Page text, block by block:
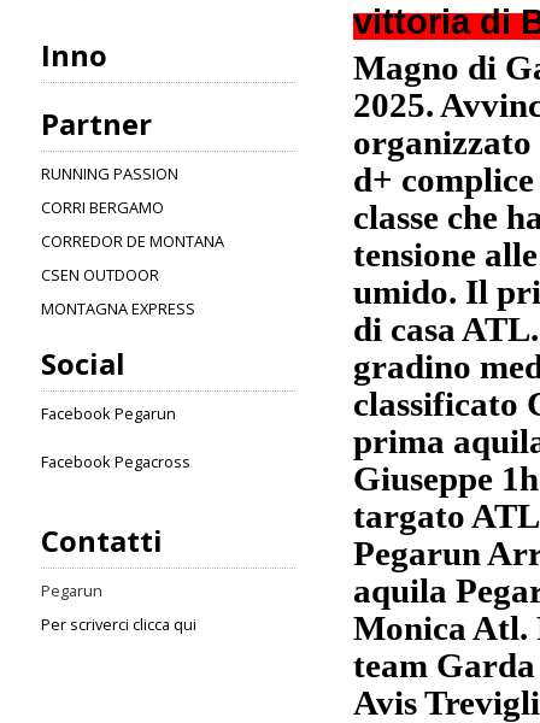
Inno
Partner
RUNNING PASSION
CORRI BERGAMO
CORREDOR DE MONTANA
CSEN OUTDOOR
MONTAGNA EXPRESS
Social
Facebook Pegarun
Facebook Pegacross
Contatti
Pegarun
Per scriverci clicca qui
vittoria di
Magno di
2025.
d+
classe che
tensione
umido. Il
di casa
gradino
classificato
prima
Giuseppe
targato
Pegarun
aquila
Monica Atl.
team
Avis